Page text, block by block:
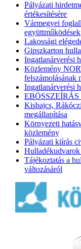
Pályázati
értékesítésére
Vármegyei
együttműködések
Lakossági
Gipszkarton
Ingatlanárverési
Közlemény
felszámolásának
Ingatlanárverési
EBÖSSZEÍRÁS
Kisbajcs,
megállapítása
Környezeti
közlemény
Pályázati kiírás
Tájékoztatás a
változásáról